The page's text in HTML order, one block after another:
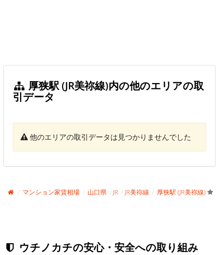
厚狭駅 (JR美祢線)内の他のエリアの取
引データ
他のエリアの取引データは見つかりませんでした
マンション家賃相場 山口県 JR JR美祢線 厚狭駅 (JR美祢線)
ウチノカチの安心・安全への取り組み